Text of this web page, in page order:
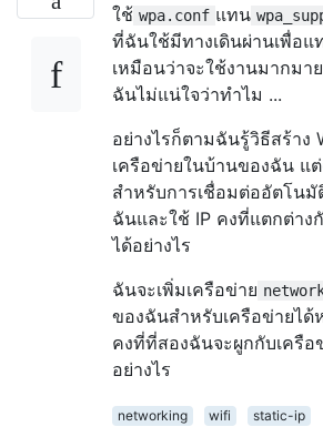
ใช้ wpa.conf แทน
ที่ฉันใช้มีทางเดินผ่านเพื่อแ
เหมือนว่าจะใช้งานมากมาย
ฉันไม่แน่ใจว่าทำไม ...
อย่างไรก็ตามฉันรู้วิธีสร้าง
เครือข่ายในบ้านของฉัน แ
สำหรับการเชื่อมต่ออัตโนมั
ฉันและใช้ IP คงที่แตกต่าง
ได้อย่างไร
ฉันจะเพิ่มเครือข่าย
ของฉันสำหรับเครือข่ายได้
คงที่ที่สองฉันจะผูกกับเครือ
อย่างไร
networking wifi
static-ip